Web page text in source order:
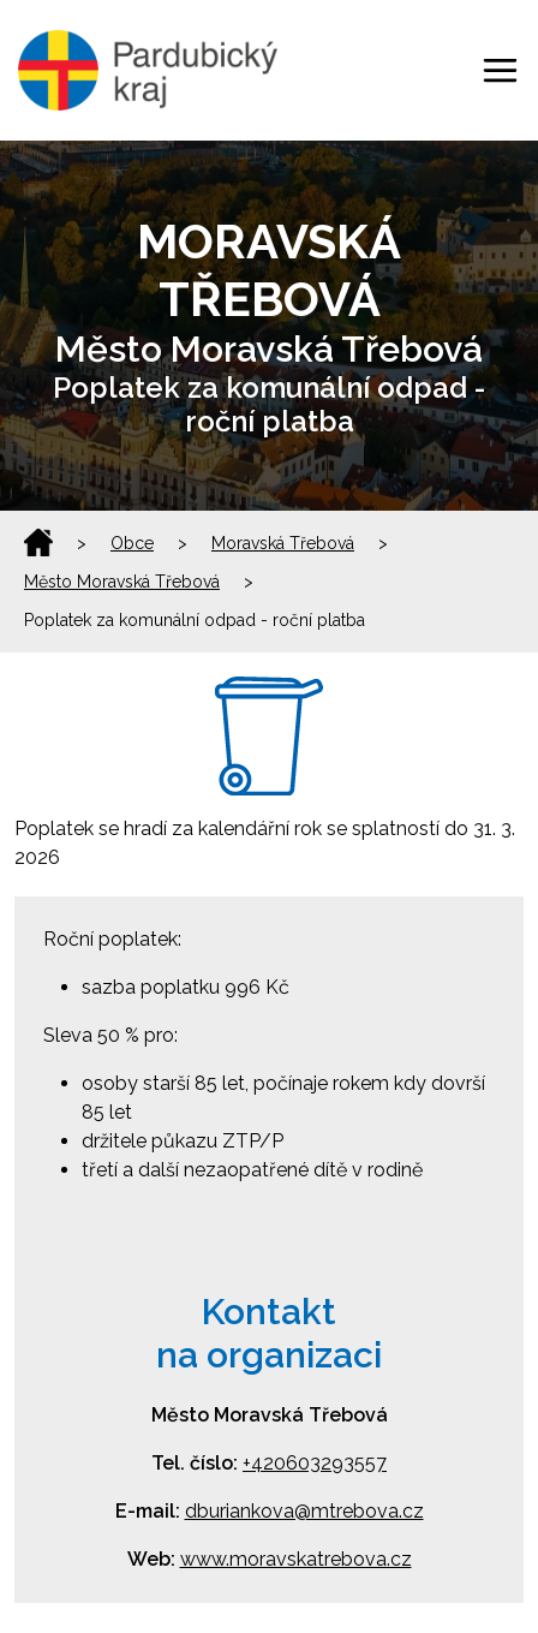
MORAVSKÁ
TŘEBOVÁ
Město Moravská Třebová
Poplatek za komunální odpad -
roční platba
> Obce > Moravská Třebová
>
Město Moravská Třebová
>
Poplatek za komunální odpad - roční platba
Poplatek se hradí za kalendářní rok se splatností do 31. 3.
2026
Roční poplatek:
sazba poplatku 996 Kč
Sleva 50 % pro:
osoby starší 85 let, počínaje rokem kdy dovrší
85 let
držitele půkazu ZTP/P
třetí a další nezaopatřené dítě v rodině
Kontakt
na organizaci
Město Moravská Třebová
Tel. číslo: +420603293557
E-mail: dburiankova@mtrebova.cz
Web: www.moravskatrebova.cz